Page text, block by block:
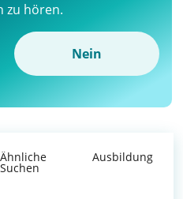
zu hören.
Nein
Ähnliche
Suchen
Ausbildung